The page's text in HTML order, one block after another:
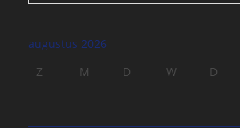
augustus 2026
Z
M D W D